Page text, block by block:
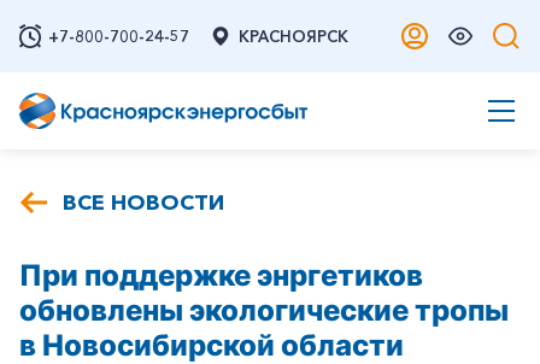
+7-800-700-24-57 КРАСНОЯРСК
ВСЕ НОВОСТИ
При поддержке энргетиков
обновлены экологические тропы
в Новосибирской области